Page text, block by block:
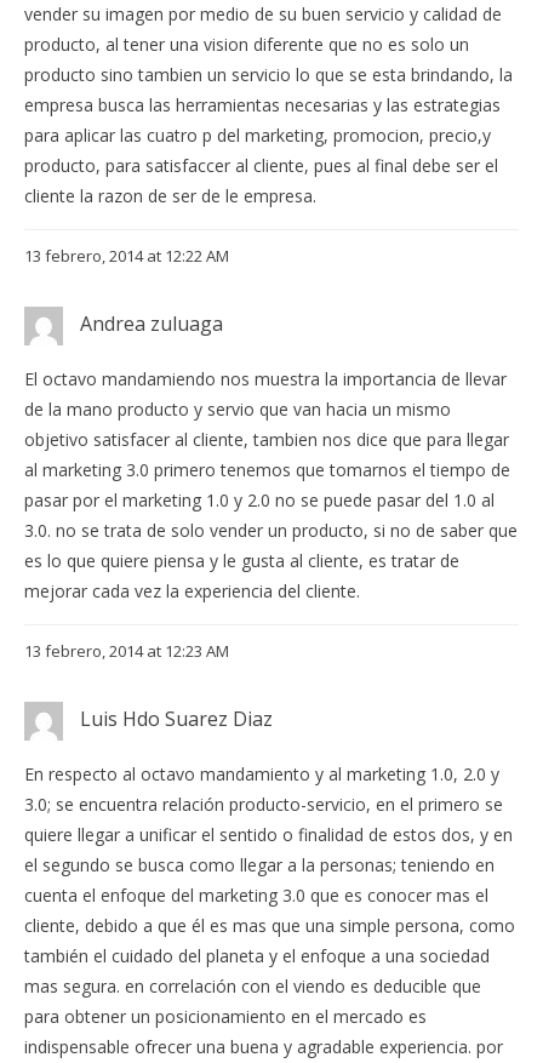
vender su imagen por medio de su buen servicio y calidad de
producto, al tener una vision diferente que no es solo un
producto sino tambien un servicio lo que se esta brindando, la
empresa busca las herramientas necesarias y las estrategias
para aplicar las cuatro p del marketing, promocion, precio,y
producto, para satisfaccer al cliente, pues al final debe ser el
cliente la razon de ser de le empresa.
13 febrero, 2014 at 12:22 AM
Andrea zuluaga
El octavo mandamiendo nos muestra la importancia de llevar
de la mano producto y servio que van hacia un mismo
objetivo satisfacer al cliente, tambien nos dice que para llegar
al marketing 3.0 primero tenemos que tomarnos el tiempo de
pasar por el marketing 1.0 y 2.0 no se puede pasar del 1.0 al
3.0. no se trata de solo vender un producto, si no de saber que
es lo que quiere piensa y le gusta al cliente, es tratar de
mejorar cada vez la experiencia del cliente.
13 febrero, 2014 at 12:23 AM
Luis Hdo Suarez Diaz
En respecto al octavo mandamiento y al marketing 1.0, 2.0 y
3.0; se encuentra relación producto-servicio, en el primero se
quiere llegar a unificar el sentido o finalidad de estos dos, y en
el segundo se busca como llegar a la personas; teniendo en
cuenta el enfoque del marketing 3.0 que es conocer mas el
cliente, debido a que él es mas que una simple persona, como
también el cuidado del planeta y el enfoque a una sociedad
mas segura. en correlación con el viendo es deducible que
para obtener un posicionamiento en el mercado es
indispensable ofrecer una buena y agradable experiencia. por